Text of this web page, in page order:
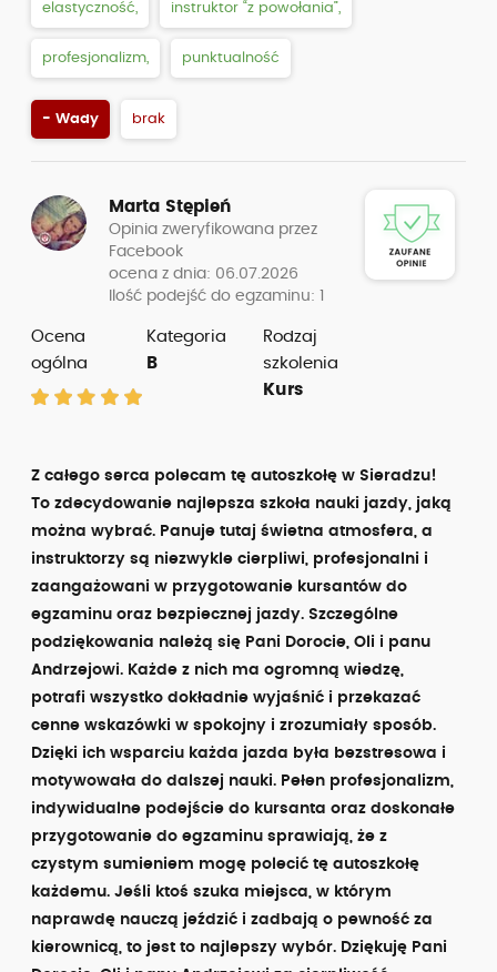
elastyczność, instruktor “z powołania”,
profesjonalizm, punktualność
- Wady brak
Marta Stępień
Opinia zweryfikowana przez
Facebook
ocena z dnia: 06.07.2026
Ilość podejść do egzaminu: 1
Ocena
ogólna
Kategoria
B
Rodzaj
szkolenia
Kurs
Z całego serca polecam tę autoszkołę w Sieradzu!
To zdecydowanie najlepsza szkoła nauki jazdy, jaką
można wybrać. Panuje tutaj świetna atmosfera, a
instruktorzy są niezwykle cierpliwi, profesjonalni i
zaangażowani w przygotowanie kursantów do
egzaminu oraz bezpiecznej jazdy. Szczególne
podziękowania należą się Pani Dorocie, Oli i panu
Andrzejowi. Każde z nich ma ogromną wiedzę,
potrafi wszystko dokładnie wyjaśnić i przekazać
cenne wskazówki w spokojny i zrozumiały sposób.
Dzięki ich wsparciu każda jazda była bezstresowa i
motywowała do dalszej nauki. Pełen profesjonalizm,
indywidualne podejście do kursanta oraz doskonałe
przygotowanie do egzaminu sprawiają, że z
czystym sumieniem mogę polecić tę autoszkołę
każdemu. Jeśli ktoś szuka miejsca, w którym
naprawdę nauczą jeździć i zadbają o pewność za
kierownicą, to jest to najlepszy wybór. Dziękuję Pani